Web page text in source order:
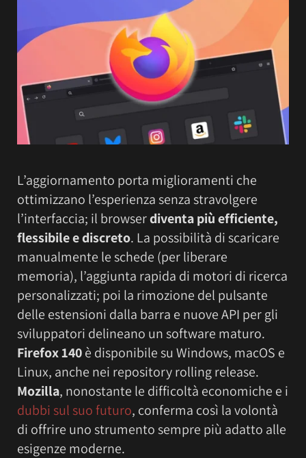
L’aggiornamento porta miglioramenti che
ottimizzano l’esperienza senza stravolgere
l’interfaccia; il browserdiventa più efficiente,
flessibile e discreto. La possibilità di scaricare
manualmente le schede (per liberare
memoria), l’aggiunta rapida di motori di ricerca
personalizzati; poi la rimozione del pulsante
delle estensioni dalla barra e nuove API per gli
sviluppatori delineano un software maturo.
Firefox 140è disponibile su Windows, macOS e
Linux, anche nei repository rolling release.
Mozilla, nonostante le difficoltà economiche e i
dubbi sul suo futuro, conferma così la volontà
di offrire uno strumento sempre più adatto alle
esigenze moderne.